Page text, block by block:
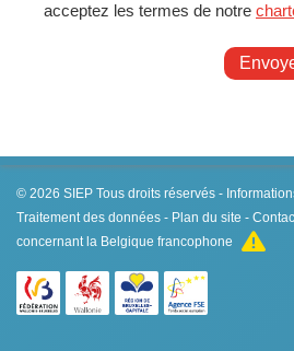
acceptez les termes de notre
© 2026 SIEP Tous droits réservés -
Traitement des données - Plan du site -
concernant la Belgique francophone